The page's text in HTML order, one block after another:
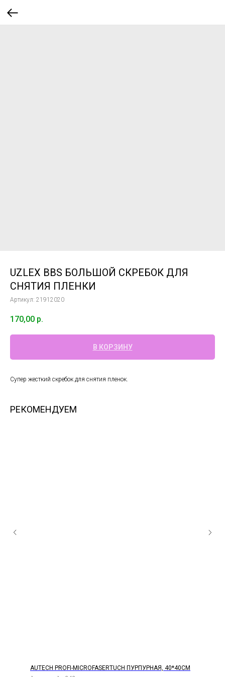
UZLEX BBS БОЛЬШОЙ СКРЕБОК ДЛЯ
СНЯТИЯ ПЛЕНКИ
Артикул: 21912020
170,00 р.
В КОРЗИНУ
Супер жесткий скребок для снятия пленок.
РЕКОМЕНДУЕМ
AUTECH PROFI-MICROFASERTUCH ПУРПУРНАЯ, 40*40СМ